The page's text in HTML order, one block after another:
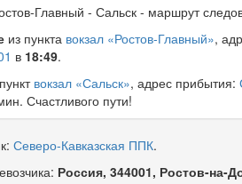
Главный - Сальск - маршрут
из пункта вокзал «Ростов-Главный»,
в 18:49.
вокзал «Сальск», адрес прибытия:
Счастливого пути!
Северо-Кавказская ППК.
Россия, 344001, Ростов-на-